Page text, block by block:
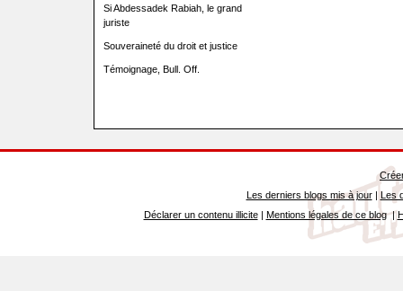
Si Abdessadek Rabiah, le grand
juriste
Souveraineté du droit et justice
Témoignage, Bull. Off.
Les derniers blogs mis à jour| Les
Déclarer un contenu illicite| Mentions légales de ce blog|